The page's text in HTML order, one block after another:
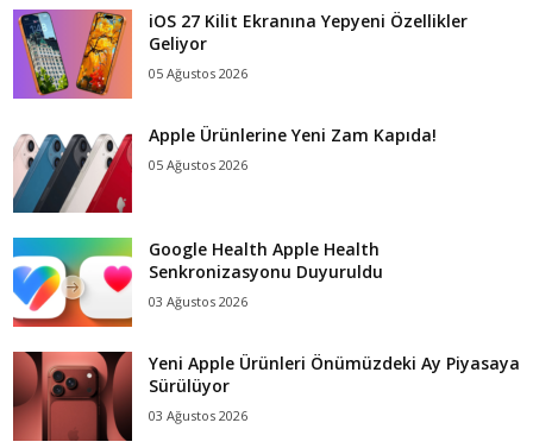
iOS 27 Kilit Ekranına Yepyeni Özellikler
Geliyor
05 Ağustos 2026
Apple Ürünlerine Yeni Zam Kapıda!
05 Ağustos 2026
Google Health Apple Health
Senkronizasyonu Duyuruldu
03 Ağustos 2026
Yeni Apple Ürünleri Önümüzdeki Ay Piyasaya
Sürülüyor
03 Ağustos 2026